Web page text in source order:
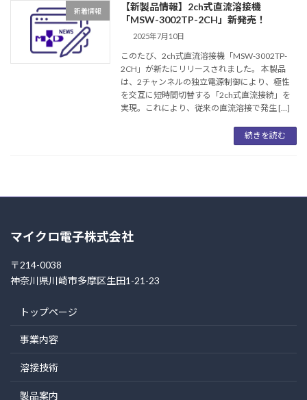
新着情報
【新製品情報】2ch式直流溶接機
「MSW-3002TP-2CH」新発売！
2025年7月10日
このたび、2ch式直流溶接機「MSW-3002TP-
2CH」が新たにリリースされました。 本製品
は、2チャンネルの独立電源制御により、極性
を交互に短時間切替する「2ch式直流接続」を
実現。これにより、従来の直流溶接で発生 […]
続きを読む
マイクロ電子株式会社
〒214-0038
神奈川県川崎市多摩区生田1-21-23
トップページ
事業内容
溶接技術
製品案内